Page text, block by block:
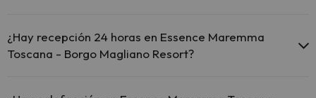
piscina (este servicio puede ser de pago) Aquí tienes más info
sobre la piscina y otras instalaciones.
¿Hay recepción 24 horas en Essence Maremma
Toscana - Borgo Magliano Resort?